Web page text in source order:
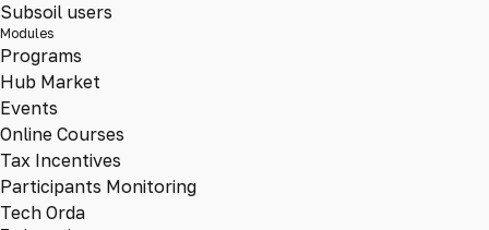
Subsoil users
Modules
Programs
Hub Market
Events
Online Courses
Tax Incentives
Participants Monitoring
Tech Orda